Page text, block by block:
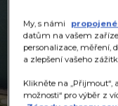
My, s námi
datům na vašem
personalizace, měření,
a zlepšení vašeho
Klikněte na „Přijmout“,
možnosti“ pro výběr z